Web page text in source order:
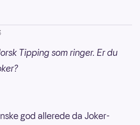
Tipping som ringer. Er du
god allerede da Joker-